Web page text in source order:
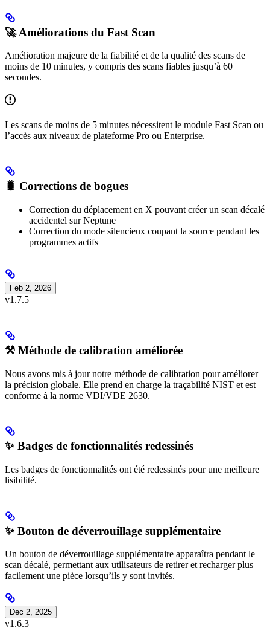
🚀 Améliorations du Fast Scan
Amélioration majeure de la fiabilité et de la qualité des scans de
moins de 10 minutes, y compris des scans fiables jusqu’à 60
secondes.
Les scans de moins de 5 minutes nécessitent le module Fast Scan ou
l’accès aux niveaux de plateforme Pro ou Enterprise.
🐛 Corrections de bogues
Correction du déplacement en X pouvant créer un scan décalé
accidentel sur Neptune
Correction du mode silencieux coupant la source pendant les
programmes actifs
Feb 2, 2026
v1.7.5
⚒️ Méthode de calibration améliorée
Nous avons mis à jour notre méthode de calibration pour améliorer
la précision globale. Elle prend en charge la traçabilité NIST et est
conforme à la norme VDI/VDE 2630.
✨ Badges de fonctionnalités redessinés
Les badges de fonctionnalités ont été redessinés pour une meilleure
lisibilité.
✨ Bouton de déverrouillage supplémentaire
Un bouton de déverrouillage supplémentaire apparaîtra pendant le
scan décalé, permettant aux utilisateurs de retirer et recharger plus
facilement une pièce lorsqu’ils y sont invités.
Dec 2, 2025
v1.6.3